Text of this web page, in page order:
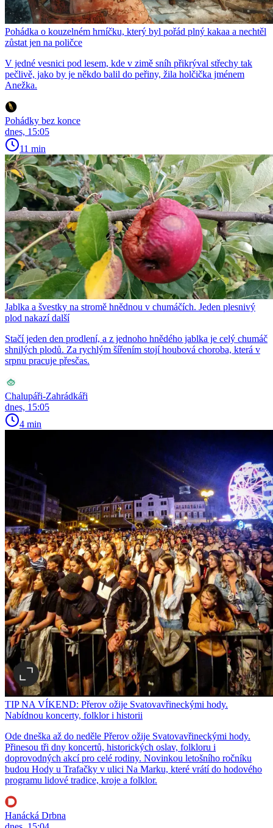
Pohádka o kouzelném hrníčku, který byl pořád plný kakaa a nechtěl
zůstat jen na poličce
V jedné vesnici pod lesem, kde v zimě sníh přikrýval střechy tak
pečlivě, jako by je někdo balil do peřiny, žila holčička jménem
Anežka.
Pohádky bez konce
dnes, 15:05
11 min
Jablka a švestky na stromě hnědnou v chumáčích. Jeden plesnivý
plod nakazí další
Stačí jeden den prodlení, a z jednoho hnědého jablka je celý chumáč
shnilých plodů. Za rychlým šířením stojí houbová choroba, která v
srpnu pracuje přesčas.
Chalupáři-Zahrádkáři
dnes, 15:05
4 min
TIP NA VÍKEND: Přerov ožije Svatovavřineckými hody.
Nabídnou koncerty, folklor i historii
Ode dneška až do neděle Přerov ožije Svatovavřineckými hody.
Přinesou tři dny koncertů, historických oslav, folkloru i
doprovodných akcí pro celé rodiny. Novinkou letošního ročníku
budou Hody u Trafačky v ulici Na Marku, které vrátí do hodového
programu lidové tradice, kroje a folklor.
Hanácká Drbna